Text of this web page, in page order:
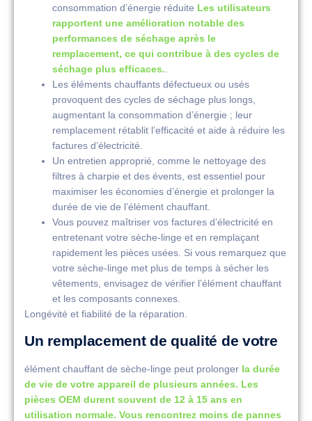
consommation d’énergie réduite Les utilisateurs
rapportent une amélioration notable des
performances de séchage après le
remplacement, ce qui contribue à des cycles de
séchage plus efficaces.
Les éléments chauffants défectueux ou usés
provoquent des cycles de séchage plus longs,
augmentant la consommation d’énergie ; leur
remplacement rétablit l’efficacité et aide à réduire les
factures d’électricité.
Un entretien approprié, comme le nettoyage des
filtres à charpie et des évents, est essentiel pour
maximiser les économies d’énergie et prolonger la
durée de vie de l’élément chauffant.
Vous pouvez maîtriser vos factures d’électricité en
entretenant votre sèche-linge et en remplaçant
rapidement les pièces usées. Si vous remarquez que
votre sèche-linge met plus de temps à sécher les
vêtements, envisagez de vérifier l’élément chauffant
et les composants connexes.
Longévité et fiabilité de la réparation.
Un remplacement de qualité de votre
élément chauffant de sèche-linge peut prolonger la durée
de vie de votre appareil de plusieurs années. Les
pièces OEM durent souvent de 12 à 15 ans en
utilisation normale. Vous rencontrez moins de pannes